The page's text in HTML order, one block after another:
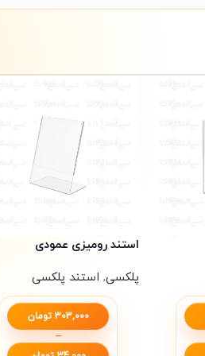
استند رومیزی عمودی
پلکسی, استند پلکسی
303,000 تومان
–